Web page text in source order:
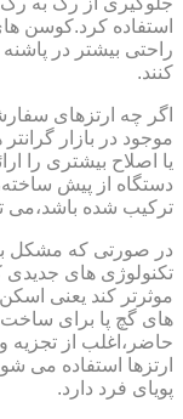
استفاده کرد.کوسن
راحتی بیشتر در
کنند.
اگر چه ارتزهای
موجود در بازار
یا اصلاح بیشتری را
دستگاه از پیش
ترکیب شده باشد،می
در صورتی که مشکل
تکنولوژی های جدیدی
موثرتر کند یعنی
های گچ پا برای
حاضر،اغلب از تجزیه
ارتزها استفاده می
پویای فرد دارد.